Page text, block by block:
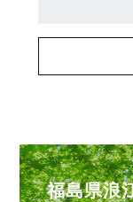
福島県浪